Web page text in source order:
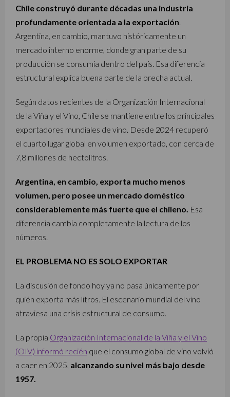
Chile construyó durante décadas una industria
profundamente orientada a la exportación
Argentina, en cambio, mantuvo históricamente un
mercado interno enorme, donde gran parte de su
producción se consumía dentro del país. Esa diferencia
estructural explica buena parte de la brecha actual.
Según datos recientes de la Organización Internacional
de la Viña y el Vino, Chile se mantiene entre los principales
exportadores mundiales de vino. Desde 2024 recuperó
el cuarto lugar global en volumen exportado, con cerca de
7,8 millones de hectolitros.
Argentina, en cambio, exporta mucho menos
volumen, pero posee un mercado doméstico
considerablemente más fuerte que el chileno. Esa
diferencia cambia completamente la lectura de los
números.
EL PROBLEMA NO ES SOLO EXPORTAR
La discusión de fondo hoy ya no pasa únicamente por
quién exporta más litros. El escenario mundial del vino
atraviesa una crisis estructural de consumo.
La propia Organización Internacional de la Viña y el Vino
(OIV) informó recién que el consumo global de vino volvió
a caer en 2025, alcanzando su nivel más bajo desde
1957.